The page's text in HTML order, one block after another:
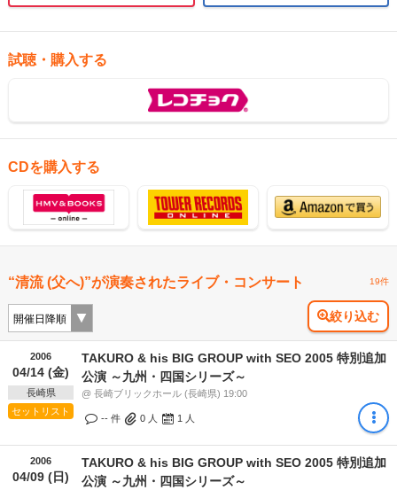
試聴・購入する
CDを購入する
“清流 (父へ)”が演奏されたライブ・コンサート 19件
絞り込む
2006
04/14 (金)
長崎県
セットリスト
TAKURO & his BIG GROUP with SEO 2005 特別追加
公演 ～九州・四国シリーズ～
@ 長崎ブリックホール (長崎県) 19:00
-- 件 0 人 1 人
2006
04/09 (日)
TAKURO & his BIG GROUP with SEO 2005 特別追加
公演 ～九州・四国シリーズ～